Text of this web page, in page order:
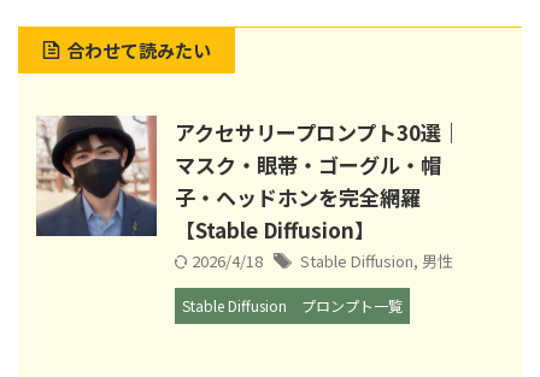
合わせて読みたい
アクセサリープロンプト30選｜
マスク・眼帯・ゴーグル・帽
子・ヘッドホンを完全網羅
【Stable Diffusion】
2026/4/18 Stable Diffusion, 男性
Stable Diffusion プロンプト一覧